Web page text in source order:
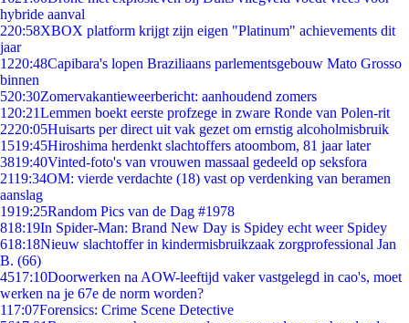
hybride aanval
220:58XBOX platform krijgt zijn eigen "Platinum" achievements dit
jaar
1220:48Capibara's lopen Braziliaans parlementsgebouw Mato Grosso
binnen
520:30Zomervakantieweerbericht: aanhoudend zomers
1 20:21Lemmen boekt eerste profzege in zware Ronde van Polen-rit
2220:05Huisarts per direct uit vak gezet om ernstig alcoholmisbruik
1519:45Hiroshima herdenkt slachtoffers atoombom, 81 jaar later
3819:40Vinted-foto's van vrouwen massaal gedeeld op seksfora
2119:34OM: vierde verdachte (18) vast op verdenking van beramen
aanslag
1919:25Random Pics van de Dag #1978
818:19In Spider-Man: Brand New Day is Spidey echt weer Spidey
618:18Nieuw slachtoffer in kindermisbruikzaak zorgprofessional Jan
B. (66)
4517:10Doorwerken na AOW-leeftijd vaker vastgelegd in cao's, moet
werken na je 67e de norm worden?
117:07Forensics: Crime Scene Detective